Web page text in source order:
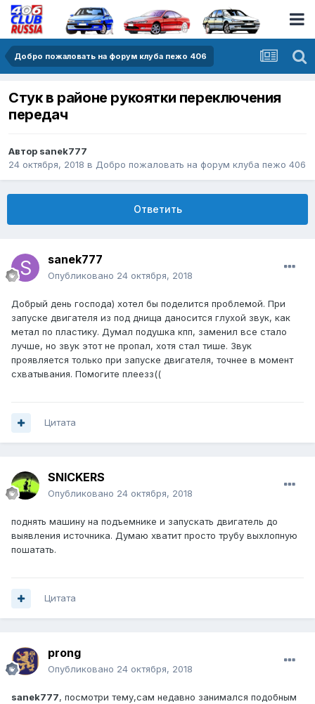
Добро пожаловать на форум клуба пежо 406
Стук в районе рукоятки переключения
передач
Автор sanek777
24 октября, 2018 в Добро пожаловать на форум клуба пежо 406
Ответить
sanek777
Опубликовано 24 октября, 2018
Добрый день господа) хотел бы поделится проблемой. При
запуске двигателя из под днища даносится глухой звук, как
метал по пластику. Думал подушка кпп, заменил все стало
лучше, но звук этот не пропал, хотя стал тише. Звук
проявляется только при запуске двигателя, точнее в момент
схватывания. Помогите плеезз((
Цитата
SNICKERS
Опубликовано 24 октября, 2018
поднять машину на подъемнике и запускать двигатель до
выявления источника. Думаю хватит просто трубу выхлопную
пошатать.
Цитата
prong
Опубликовано 24 октября, 2018
sanek777, посмотри тему,сам недавно занимался подобным